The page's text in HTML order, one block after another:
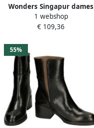
Wonders Singapur dames
laars zwart
1 webshop
€ 109,36
55%